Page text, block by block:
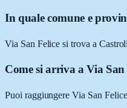
In quale comune e
Via San Felice si trova a
Come si arriva a Via San
Puoi raggiungere Via San